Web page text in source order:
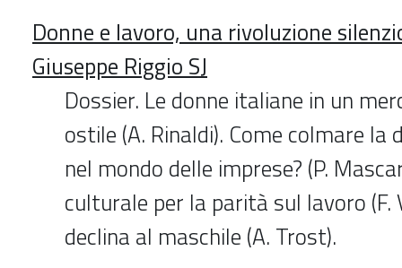
Donne e lavoro, una rivoluzione
Giuseppe Riggio SJ
Dossier. Le donne italiane in un
ostile (A. Rinaldi). Come colmare la
nel mondo delle imprese? (P.
culturale per la parità sul lavoro (F.
declina al maschile (A. Trost).